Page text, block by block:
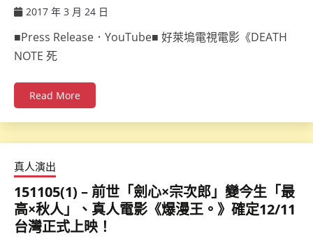
2017 年 3 月 24 日
■Press Release．YouTube■ 好萊塢電視電影《DEATH
NOTE 死
Read More
真人演出
151105(1) – 前世「劍心×宗次郎」變今生「最
高×秋人」、真人電影《爆漫王。》確定12/11
台灣正式上映！